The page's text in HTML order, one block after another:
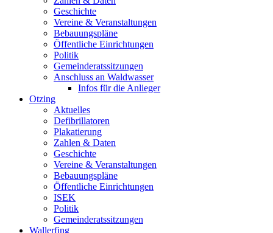
Geschichte
Vereine & Veranstaltungen
Bebauungspläne
Öffentliche Einrichtungen
Politik
Gemeinderatssitzungen
Anschluss an Waldwasser
Infos für die Anlieger
Otzing
Aktuelles
Defibrillatoren
Plakatierung
Zahlen & Daten
Geschichte
Vereine & Veranstaltungen
Bebauungspläne
Öffentliche Einrichtungen
ISEK
Politik
Gemeinderatssitzungen
Wallerfing